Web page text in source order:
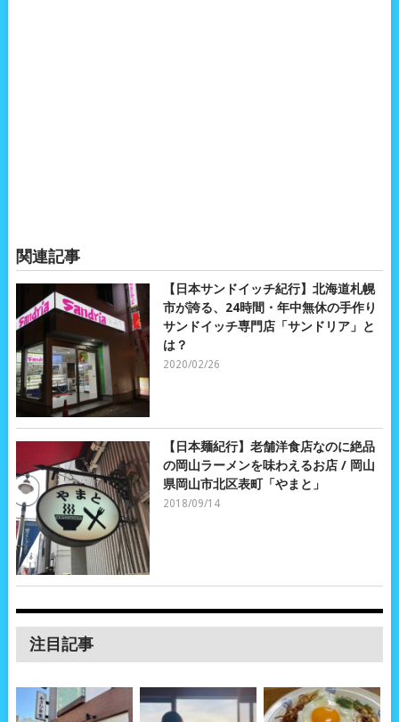
関連記事
【日本サンドイッチ紀行】北海道札幌
市が誇る、24時間・年中無休の手作り
サンドイッチ専門店「サンドリア」と
は？
2020/02/26
【日本麺紀行】老舗洋食店なのに絶品
の岡山ラーメンを味わえるお店 / 岡山
県岡山市北区表町「やまと」
2018/09/14
注目記事